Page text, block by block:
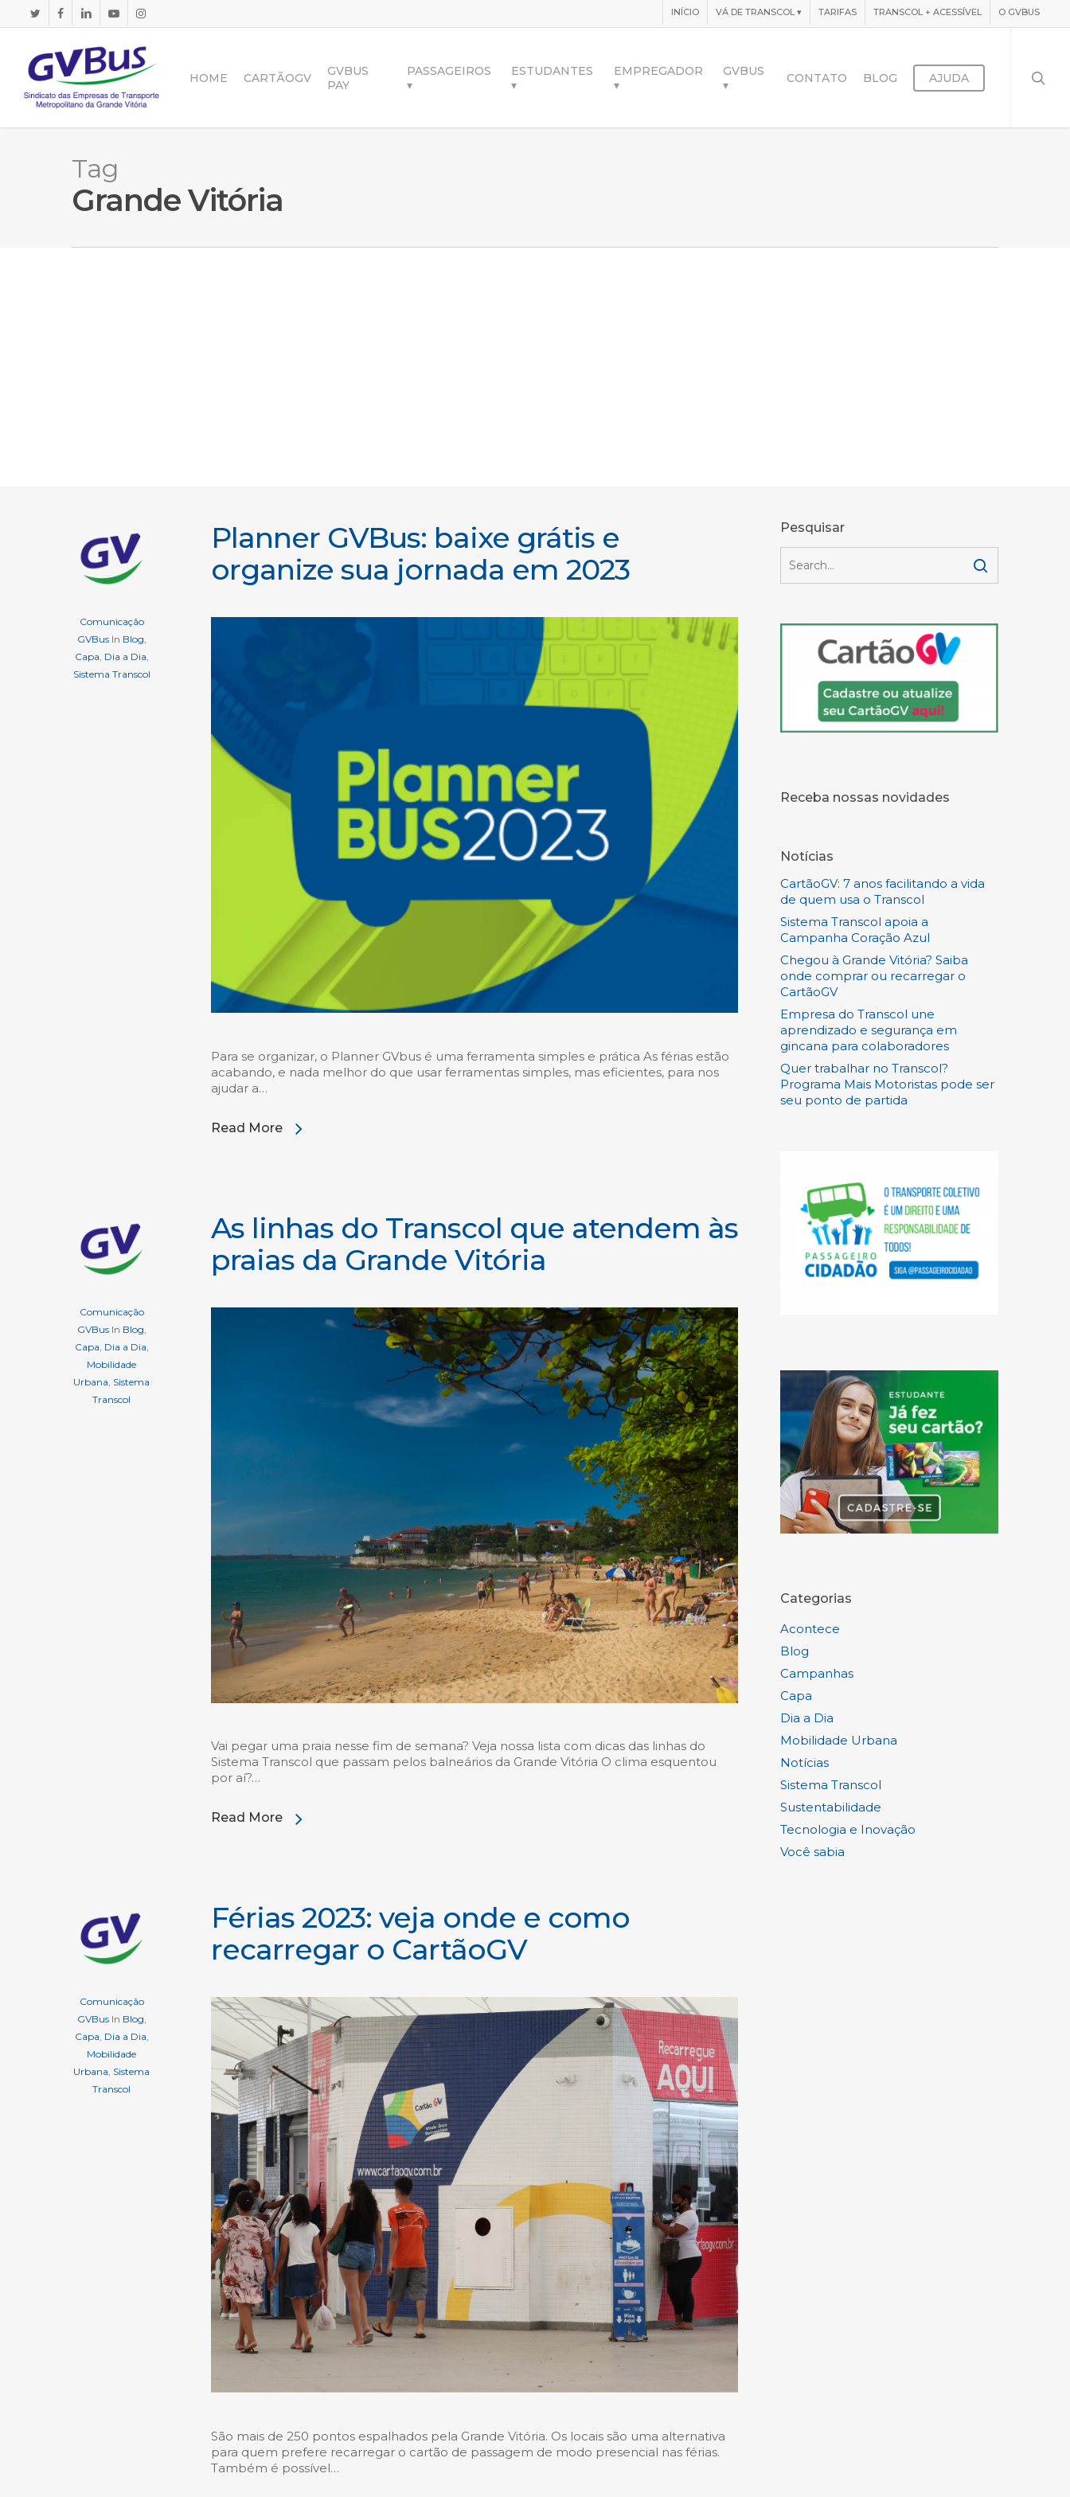
content
TWITTERFACEBOOKLINKEDINYOUTUBEINSTAGRAM INÍCIO VÁ DE TRANSCOL ▾ TARIFAS TRANSCOL + ACESSÍVEL O GVBUS
HOME CARTÃOGV
GVBUS
PAY
PASSAGEIROS
▾
ESTUDANTES
▾
EMPREGADOR
▾
GVBUS
▾
CONTATO BLOG AJUDA
Tag
Grande Vitória
Comunicação
GVBus In Blog,
Capa, Dia a Dia,
Sistema Transcol
Planner GVBus: baixe grátis e
organize sua jornada em 2023
Para se organizar, o Planner GVbus é uma ferramenta simples e prática As férias estão
acabando, e nada melhor do que usar ferramentas simples, mas eficientes, para nos
ajudar a…
Read More
Comunicação
GVBus In Blog
Capa Dia a Dia
Mobilidade
Urbana Sistema
Transcol
As linhas do Transcol que atendem às
praias da Grande Vitória
Vai pegar uma praia nesse fim de semana? Veja nossa lista com dicas das linhas do
Sistema Transcol que passam pelos balneários da Grande Vitória O clima esquentou
por aí?…
Read More
Comunicação
GVBus In Blog,
Capa, Dia a Dia,
Mobilidade
Urbana, Sistema
Transcol
Férias 2023: veja onde e como
recarregar o CartãoGV
São mais de 250 pontos espalhados pela Grande Vitória. Os locais são uma alternativa
para quem prefere recarregar o cartão de passagem de modo presencial nas férias.
Também é possível…
Pesquisar
Receba nossas novidades
Notícias
CartãoGV: 7 anos facilitando a vida
de quem usa o Transcol
Sistema Transcol apoia a
Campanha Coração Azul
Chegou à Grande Vitória? Saiba
onde comprar ou recarregar o
CartãoGV
Empresa do Transcol une
aprendizado e segurança em
gincana para colaboradores
Quer trabalhar no Transcol?
Programa Mais Motoristas pode ser
seu ponto de partida
Categorias
Acontece
Blog
Campanhas
Capa
Dia a Dia
Mobilidade Urbana
Notícias
Sistema Transcol
Sustentabilidade
Tecnologia e Inovação
Você sabia